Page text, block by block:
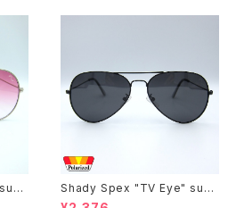
Shady Spex "TV Eye" sung
lasses, Black w/Polarized